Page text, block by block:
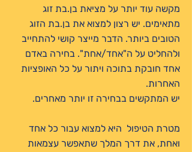
מקשה עוד יותר על מציאת בן.בת זוג
מתאימים. יש רצון למצוא את בן.בת הזוג
הטובים ביותר. הדבר מייצר קושי להתחייב
ולהחליט על ה"אחד/אחת". בחירה באדם
אחד חובקת בתוכה ויתור על כל האופציות
האחרות.
יש המתקשים בבחירה זו יותר מאחרים.
מטרת הטיפול היא למצוא עבור כל אחד
ואחת, את דרך המלך שתאפשר עצמאות